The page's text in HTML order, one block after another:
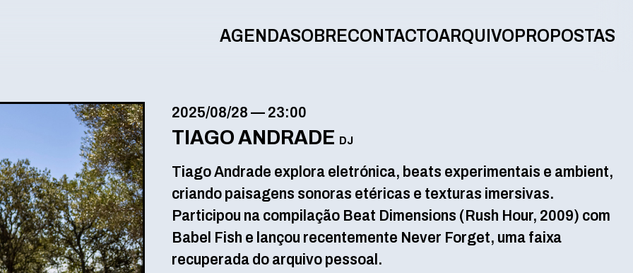
AGENDASOBRECONTACTOARQUIVO PROPOSTAS
2025/08/28 — 23:00
TIAGO ANDRADE DJ
Tiago Andrade explora eletrónica, beats experimentais e ambient,
criando paisagens sonoras etéricas e texturas imersivas.
Participou na compilação Beat Dimensions (Rush Hour, 2009) com
Babel Fish e lançou recentemente Never Forget, uma faixa
recuperada do arquivo pessoal.